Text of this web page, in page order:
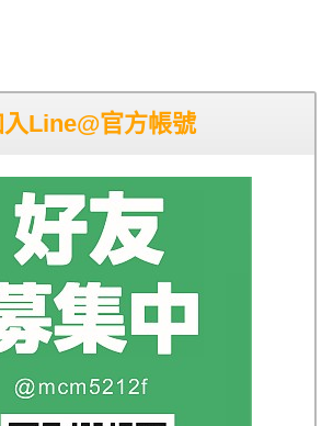
入Line@官方帳號